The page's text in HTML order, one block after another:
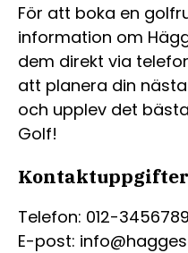
För att boka en
information om
dem direkt via
att planera din
och upplev det
Golf!
Telefon: 012-3456789
E-post: